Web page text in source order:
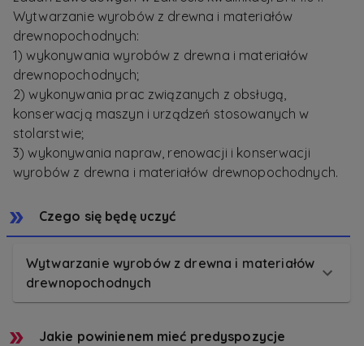
Wytwarzanie wyrobów z drewna i materiałów
drewnopochodnych:
1) wykonywania wyrobów z drewna i materiałów
drewnopochodnych;
2) wykonywania prac związanych z obsługą,
konserwacją maszyn i urządzeń stosowanych w
stolarstwie;
3) wykonywania napraw, renowacji i konserwacji
wyrobów z drewna i materiałów drewnopochodnych.
Czego się będę uczyć
Wytwarzanie wyrobów z drewna i materiałów
drewnopochodnych
Jakie powinienem mieć predyspozycje